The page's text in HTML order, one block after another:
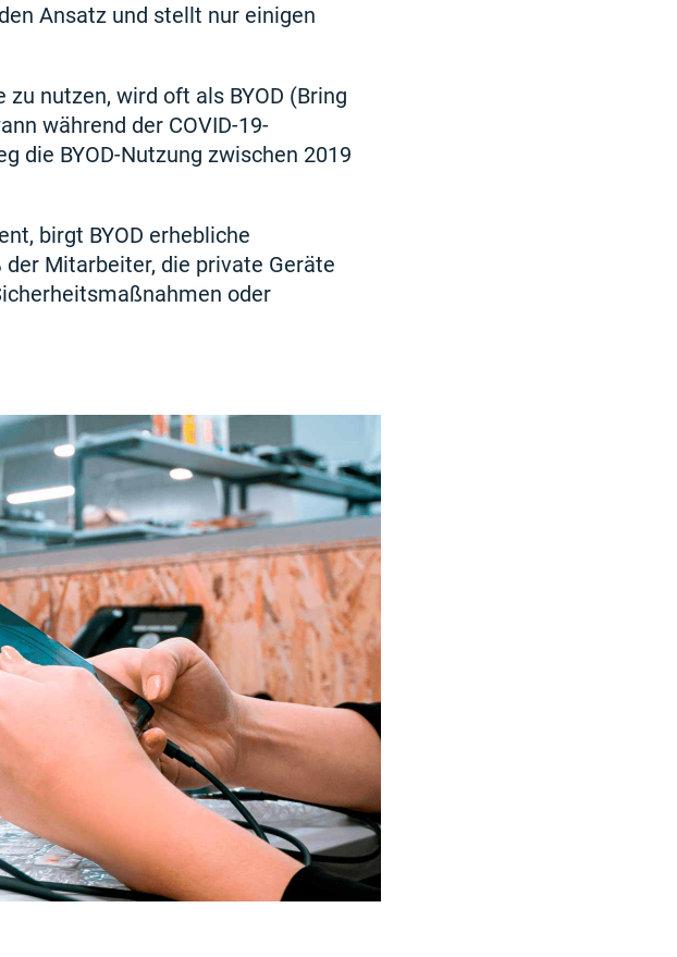
Ansatz und stellt nur einigen
nutzen, wird oft als BYOD (Bring
während der COVID-19-
die BYOD-Nutzung zwischen 2019
birgt BYOD erhebliche
Mitarbeiter, die private Geräte
oder